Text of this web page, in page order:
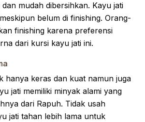
mudah dibersihkan. Kayu jati
belum di finishing. Orang-
finishing karena preferensi
dari kursi kayu jati ini.
hanya keras dan kuat namun juga
jati memiliki minyak alami yang
dari Rapuh. Tidak usah
jati tahan lebih lama untuk